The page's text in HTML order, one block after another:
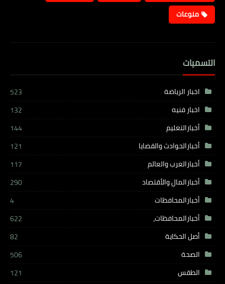
منوعات
التسميات
اخبار الرياضة
523
اخبار فنيه
132
أخبارالتعليم
144
أخبارالحوادث والقضايا
121
أخبارالعرب والعالم
117
أخبارالمال والأقتصاد
290
أخبارالمحافظات
4
أخبارالمحافظات،
622
أصل الحكاية
82
الصحة
506
الطقس
121